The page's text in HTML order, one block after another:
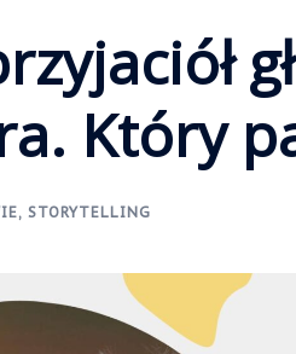
Który
, STORYTELLING